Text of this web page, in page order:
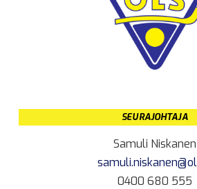
SEURAJOHTAJA
Samuli Niskanen
0400 680 555